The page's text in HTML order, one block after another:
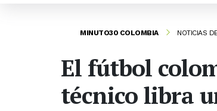
MINUTO30 COLOMBIA NOTICIAS
El fútbol
técnico libra